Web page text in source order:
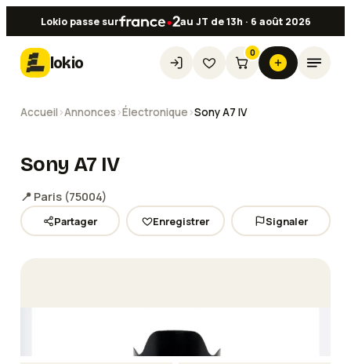
Lokio passe sur au JT de 13h · 6 août 2026
lokio
0
Accueil ›Annonces ›Électronique ›Sony A7 IV
Sony A7 IV
📍 Paris (75004)
Partager Enregistrer Signaler